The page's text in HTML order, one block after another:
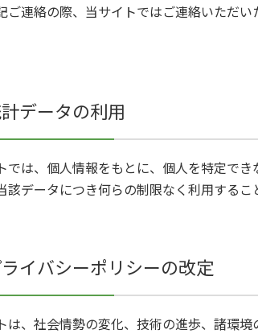
ご連絡の際、当サイトではご連絡いただ
データの利用
では、個人情報をもとに、個人を特定で
該データにつき何らの制限なく利用するこ
イバシーポリシーの改定
は、社会情勢の変化、技術の進歩、諸環